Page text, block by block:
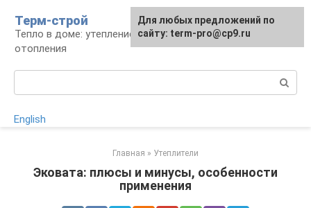
контенту
Терм-строй
Тепло в доме: утепление и устройство
отопления
English
Главная » Утеплители
Эковата: плюсы и минусы, особенности
применения
Для любых предложений по
сайту: term-pro@cp9.ru